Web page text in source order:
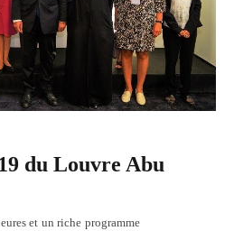
du Louvre Abu
et un riche programme